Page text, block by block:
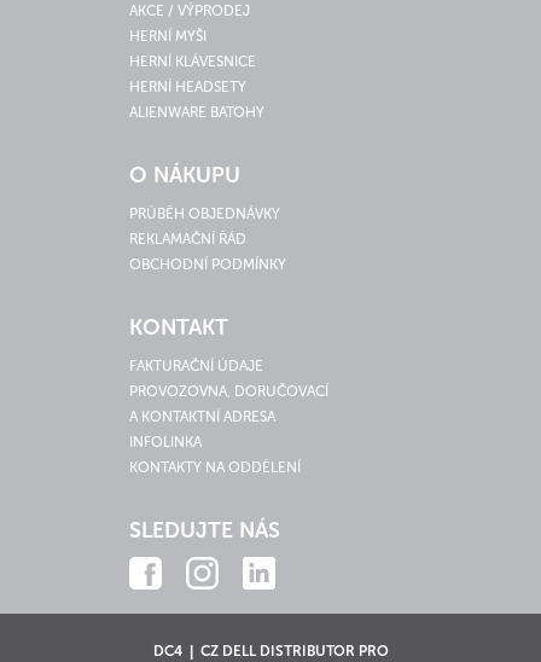
AKCE / VÝPRODEJ
HERNÍ MYŠI
HERNÍ KLÁVESNICE
HERNÍ HEADSETY
ALIENWARE BATOHY
O NÁKUPU
PRŮBĚH OBJEDNÁVKY
REKLAMAČNÍ ŘÁD
OBCHODNÍ PODMÍNKY
KONTAKT
FAKTURAČNÍ ÚDAJE
PROVOZOVNA, DORUČOVACÍ
A KONTAKTNÍ ADRESA
INFOLINKA
KONTAKTY NA ODDĚLENÍ
SLEDUJTE NÁS
DC4 | CZ DELL DISTRIBUTOR PRO